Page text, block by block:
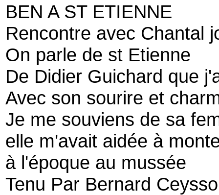
BEN A ST ETIENNE
Rencontre avec Chantal
On parle de st Etienne
De Didier Guichard que
Avec son sourire et
Je me souviens de sa
elle m'avait aidée à
à l'époque au mussée
Tenu Par Bernard